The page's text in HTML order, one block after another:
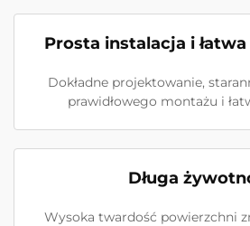
Prosta instalacja i
Dokładne projektowanie,
prawidłowego montażu i
Długa
Wysoka twardość powierzchni